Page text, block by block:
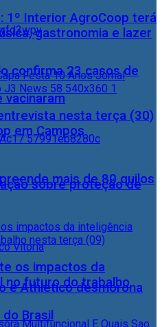
confirma 23 casos de
vacinaram
mais de 80 quilos
e Athletico desmorona
Brasil
1º Interior AgroCoop terá
gastronomia e lazer
nesta terça (30)
em Campos
sobre proteção de
os impactos da
no futuro do trabalho